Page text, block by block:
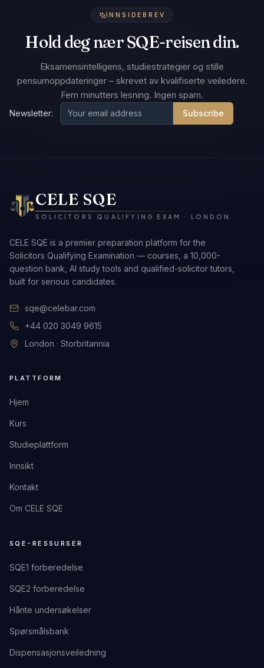
INNSIDEBREV
Hold deg nær SQE-reisen din.
Eksamensintelligens, studiestrategier og stille
pensumoppdateringer – skrevet av kvalifiserte veiledere.
Fem minutters lesning. Ingen spam.
Newsletter: Subscribe
CELE SQE
SOLICITORS QUALIFYING EXAM · LONDON
CELE SQE is a premier preparation platform for the
Solicitors Qualifying Examination — courses, a 10,000-
question bank, AI study tools and qualified-solicitor tutors,
built for serious candidates.
sqe@celebar.com
+44 020 3049 9615
London · Storbritannia
PLATTFORM
Hjem
Kurs
Studieplattform
Innsikt
Kontakt
Om CELE SQE
SQE-RESSURSER
SQE1 forberedelse
SQE2 forberedelse
Hånte undersøkelser
Spørsmålsbank
Dispensasjonsveiledning